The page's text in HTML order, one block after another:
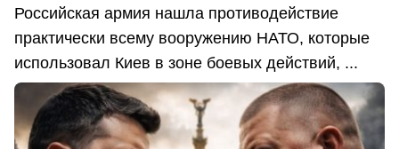
Российская армия нашла противодействие
практически всему вооружению НАТО, которые
использовал Киев в зоне боевых действий, ...